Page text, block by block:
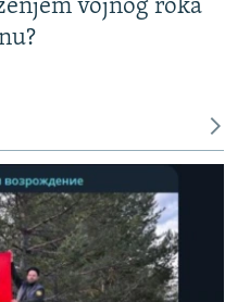
vojnog roka